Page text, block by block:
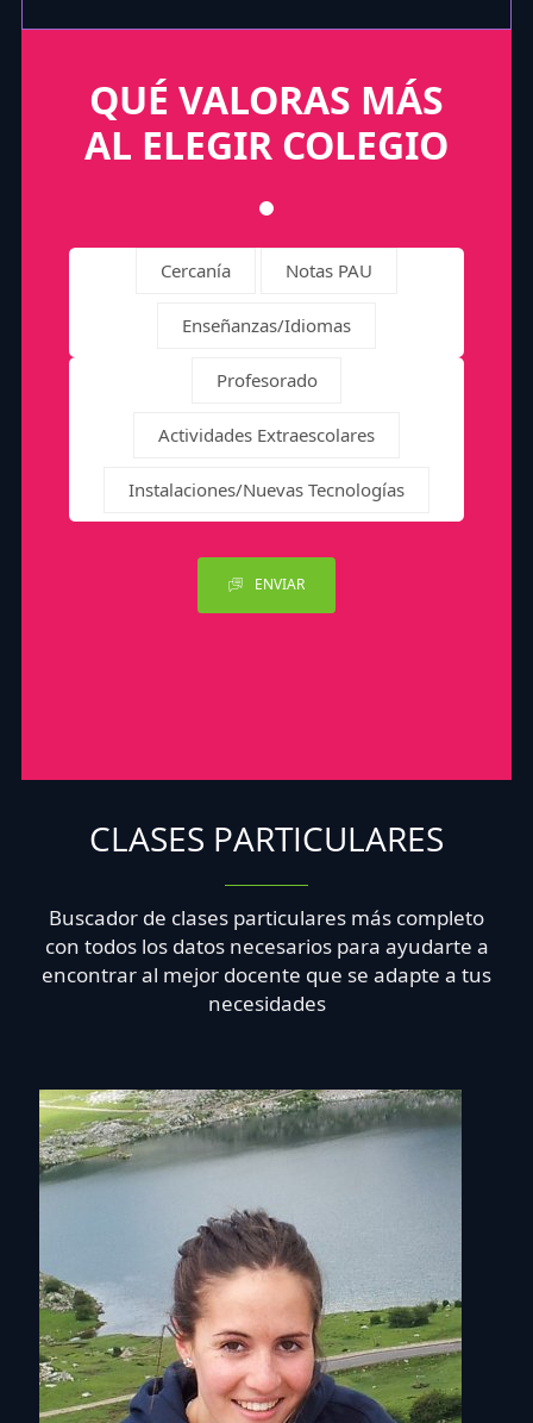
QUÉ VALORAS MÁS
AL ELEGIR COLEGIO
Cercanía Notas PAU
Enseñanzas/Idiomas
Profesorado
Actividades Extraescolares
Instalaciones/Nuevas Tecnologías
ENVIAR
CLASES PARTICULARES
Buscador de clases particulares más completo
con todos los datos necesarios para ayudarte a
encontrar al mejor docente que se adapte a tus
necesidades